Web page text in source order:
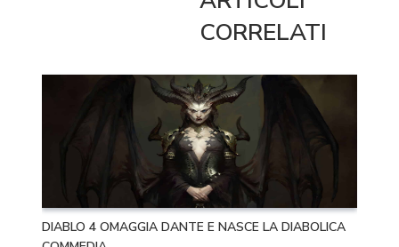
CORRELATI
DIABLO 4 OMAGGIA DANTE E NASCE LA DIABOLICA